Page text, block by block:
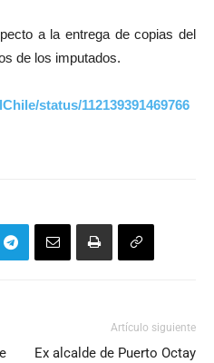
a la entrega de copias del
de los imputados.
status/112139391469766
Artículo siguiente
Ex alcalde de Puerto Octay